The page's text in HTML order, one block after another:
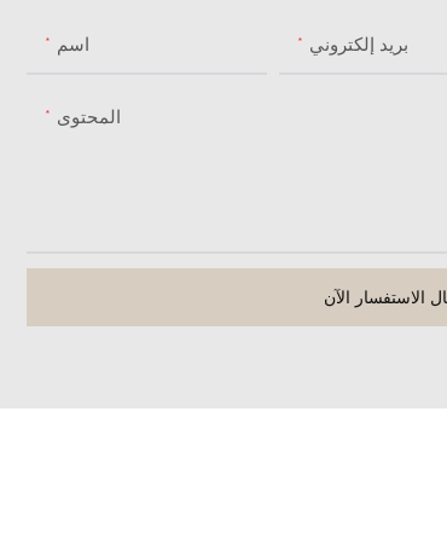
اسم بريد إلكتروني
المحتوى
الاستفسار الآن